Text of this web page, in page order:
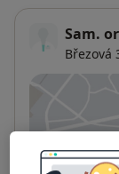
Sam.
Březová
Na této